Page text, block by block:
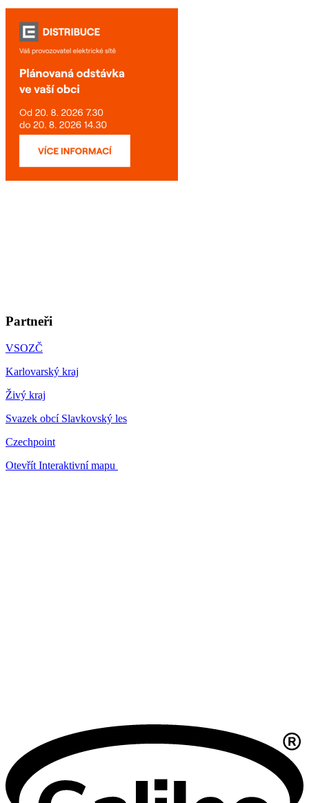
Partneři
VSOZČ
Karlovarský kraj
Živý kraj
Svazek obcí Slavkovský les
Czechpoint
Otevřít Interaktivní mapu